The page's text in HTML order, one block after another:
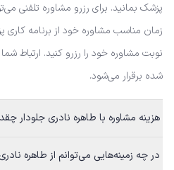
پزشک بمانید. برای رزرو مشاوره تلفنی
زمان مناسب مشاوره خود از برنامه
نوبت مشاوره خود را رزرو کنید. ارتباط
شده برقرار می‌شود.
هزینه مشاوره با طاهره نادری جلودار چقدر است؟
در چه زمینه‌هایی می‌توانم از طاهره نادری جلودار مشاوره بگیرم؟